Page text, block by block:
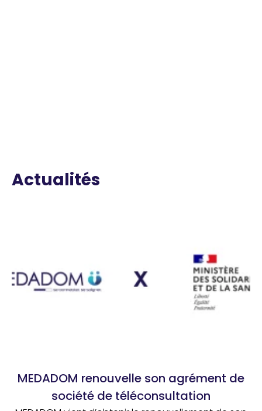
Actualités
MEDADOM renouvelle son agrément de
société de téléconsultation